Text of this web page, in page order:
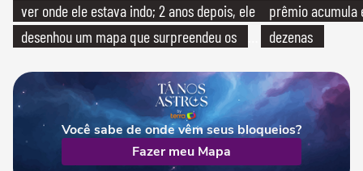
ver onde ele estava indo; 2 anos depois, ele
desenhou um mapa que surpreendeu os
prêmio acumula
dezenas
Você sabe de onde vêm seus bloqueios?
Fazer meu Mapa